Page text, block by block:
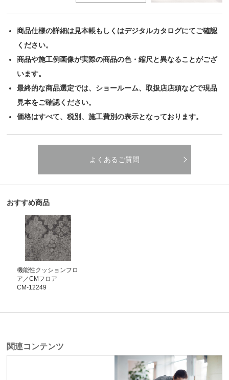
商品仕様の詳細は見本帳もしくはデジタルカタログにてご確認
ください。
商品や施工例画像が実際の商品の色・縮尺と異なることがござ
います。
最終的な商品選定では、ショールーム、取扱店店頭などで現品
見本をご確認ください。
価格はすべて、税別、施工費別の表示となっております。
よくあるご質問
おすすめ商品
機能性クッションフロ
ア／CMフロア
CM-12249
関連コンテンツ